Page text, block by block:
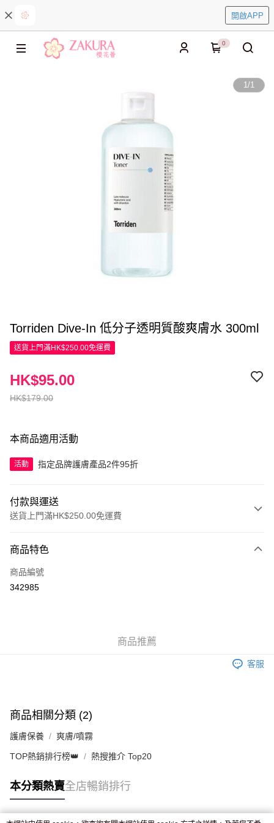
開啟APP
0
1/1
Torriden Dive-In 低分子透明質酸爽膚水 300ml
送貨上門滿HK$250.00免運費
HK$179.00
HK$95.00
本商品適用活動
活動 指定品牌護膚產品2件95折
付款與運送
送貨上門滿HK$250.00免運費
信用卡
Apple Pay
付款後門市自取，訂單確認後2-4個工作天到店，7天內取。逾期後
商品特色
商品編號
342985
商品推薦
客服
商品相關分類 (2)
護膚保養 爽膚/噴霧
TOP熱銷排行榜👑 熱搜推介 Top20
本分類熱賣全店暢銷排行